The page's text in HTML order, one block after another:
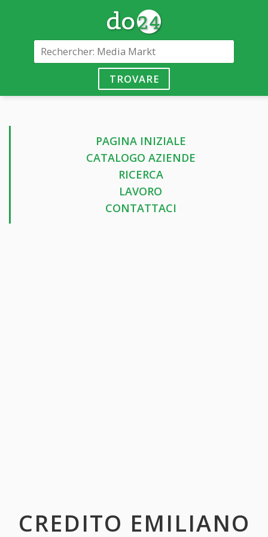
TROVARE
PAGINA INIZIALE
CATALOGO AZIENDE
RICERCA
LAVORO
CONTATTACI
CREDITO EMILIANO